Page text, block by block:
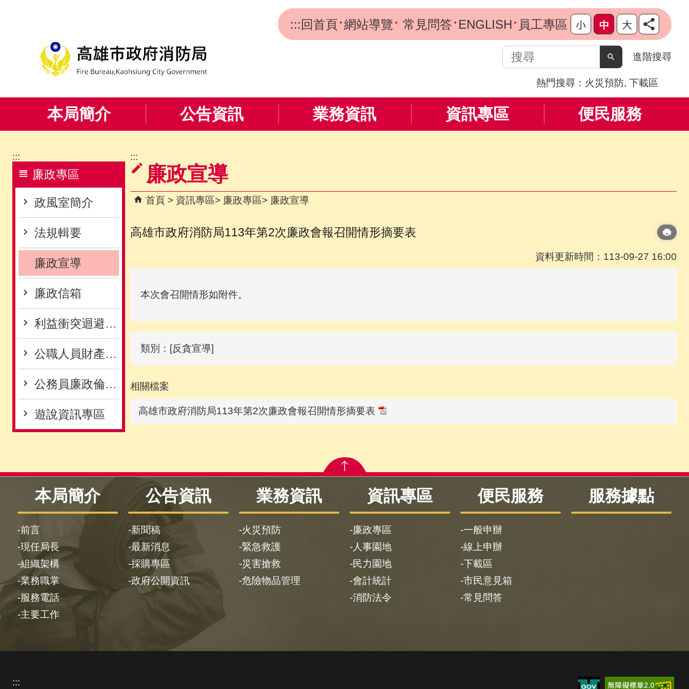
:::回首頁 網站導覽 常見問答 ENGLISH 員工專區
搜
尋
進階搜尋
熱門搜尋： 火災預防 下載區
本局簡介 公告資訊 業務資訊 資訊專區 便民服務
:::
廉政專區
政風室簡介
法規輯要
廉政宣導
廉政信箱
利益衝突迴避專區
公職人員財產申報專區
公務員廉政倫理專區
遊說資訊專區
:::
廉政宣導
首頁 資訊專區 廉政專區 廉政宣導
高雄市政府消防局113年第2次廉政會報召開情形摘要表
資料更新時間：113-09-27 16:00
本次會召開情形如附件。
類別：[反貪宣導]
相關檔案
高雄市政府消防局113年第2次廉政會報召開情形摘要表
本局簡介
前言
現任局長
組織架構
業務職掌
服務電話
主要工作
公告資訊
新聞稿
最新消息
採購專區
政府公開資訊
業務資訊
火災預防
緊急救護
災害搶救
危險物品管理
資訊專區
廉政專區
人事園地
民力園地
會計統計
消防法令
便民服務
一般申辦
線上申辦
下載區
市民意見箱
常見問答
服務據點
:::